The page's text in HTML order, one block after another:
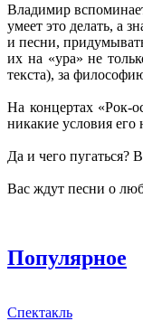
Владимир
умеет это делать, а
и песни,
их на «ура» не
текста), за
На концертах «Рок-
никакие условия его
Да и чего пугаться?
Вас ждут песни о
Популярное
Спектакль